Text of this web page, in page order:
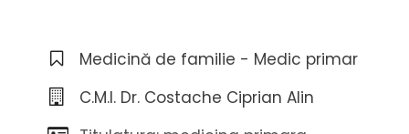
Medicină de familie - Medic primar
C.M.I. Dr. Costache Ciprian Alin